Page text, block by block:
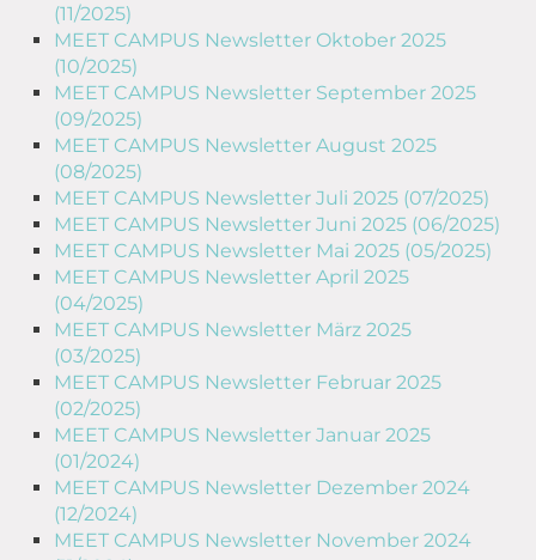
(11/2025)
MEET CAMPUS Newsletter Oktober 2025
(10/2025)
MEET CAMPUS Newsletter September 2025
(09/2025)
MEET CAMPUS Newsletter August 2025
(08/2025)
MEET CAMPUS Newsletter Juli 2025 (07/2025)
MEET CAMPUS Newsletter Juni 2025 (06/2025)
MEET CAMPUS Newsletter Mai 2025 (05/2025)
MEET CAMPUS Newsletter April 2025
(04/2025)
MEET CAMPUS Newsletter März 2025
(03/2025)
MEET CAMPUS Newsletter Februar 2025
(02/2025)
MEET CAMPUS Newsletter Januar 2025
(01/2024)
MEET CAMPUS Newsletter Dezember 2024
(12/2024)
MEET CAMPUS Newsletter November 2024